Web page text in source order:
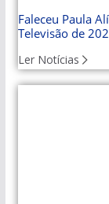
Faleceu Paula
Televisão de
Ler Notícias